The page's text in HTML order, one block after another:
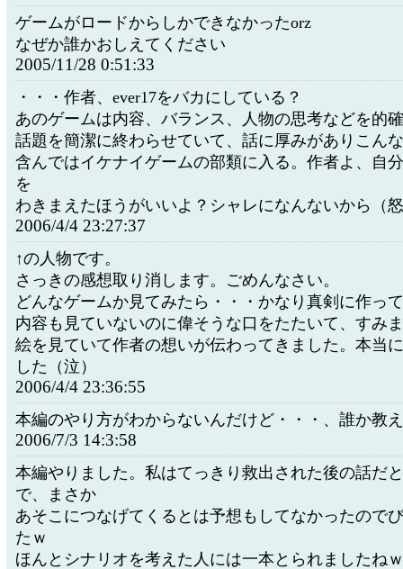
ゲームがロードからしかできなかったorz
なぜか誰かおしえてください
2005/11/28 0:51:33
・・・作者、ever17をバカにしている？
あのゲームは内容、バランス、人物の思考などを的
話題を簡潔に終わらせていて、話に厚みがありこん
含んではイケナイゲームの部類に入る。作者よ、自
を
わきまえたほうがいいよ？シャレになんないから（
2006/4/4 23:27:37
↑の人物です。
さっきの感想取り消します。ごめんなさい。
どんなゲームか見てみたら・・・かなり真剣に作っ
内容も見ていないのに偉そうな口をたたいて、すみ
絵を見ていて作者の想いが伝わってきました。本当
した（泣）
2006/4/4 23:36:55
本編のやり方がわからないんだけど・・・、誰か教
2006/7/3 14:3:58
本編やりました。私はてっきり救出された後の話だ
で、まさか
あそこにつなげてくるとは予想もしてなかったので
たｗ
ほんとシナリオを考えた人には一本とられましたねｗ